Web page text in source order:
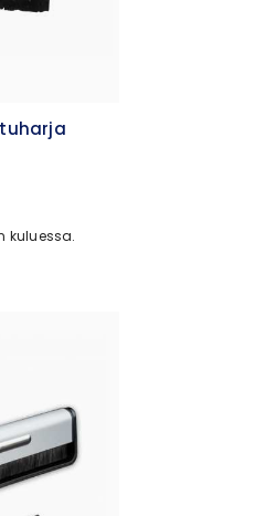
kuluessa.